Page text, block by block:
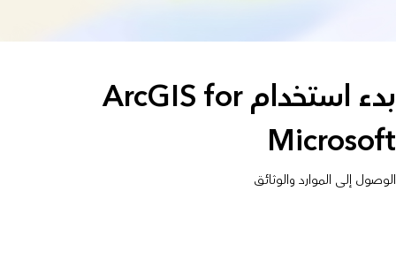
بدء استخدام ArcGIS for
Microsoft
الوصول إلى الموارد والوثائق